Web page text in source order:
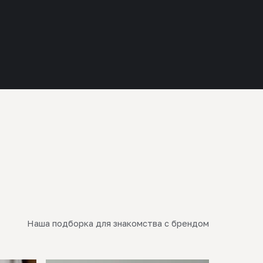
Наша подборка для знакомства с брендом